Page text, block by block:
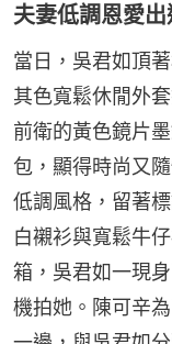
夫妻低調恩愛出
當日，吳君如頂
其色寬鬆休閒外
前衛的黃色鏡片
包，顯得時尚又
低調風格，留著
白襯衫與寬鬆牛
箱，吳君如一現
機拍她。陳可辛